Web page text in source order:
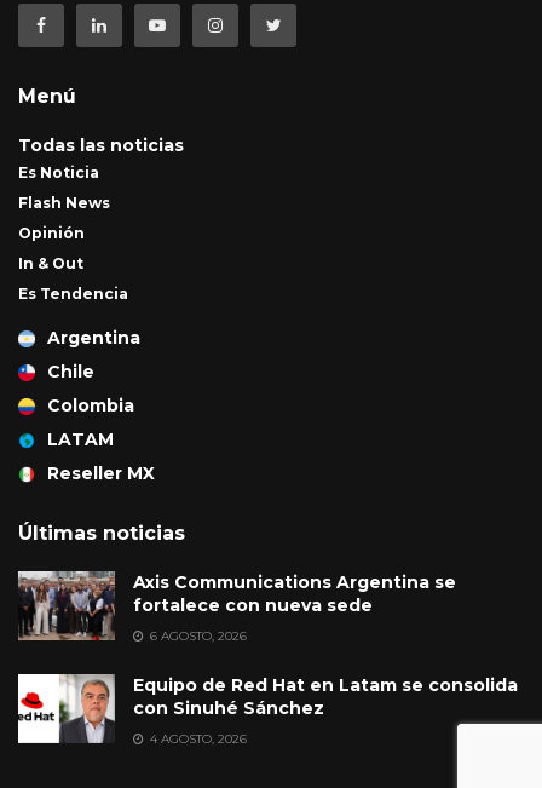
Menú
Todas las noticias
Es Noticia
Flash News
Opinión
In & Out
Es Tendencia
Argentina
Chile
Colombia
LATAM
Reseller MX
Últimas noticias
Axis Communications Argentina se
fortalece con nueva sede
6 AGOSTO, 2026
Equipo de Red Hat en Latam se consolida
con Sinuhé Sánchez
4 AGOSTO, 2026